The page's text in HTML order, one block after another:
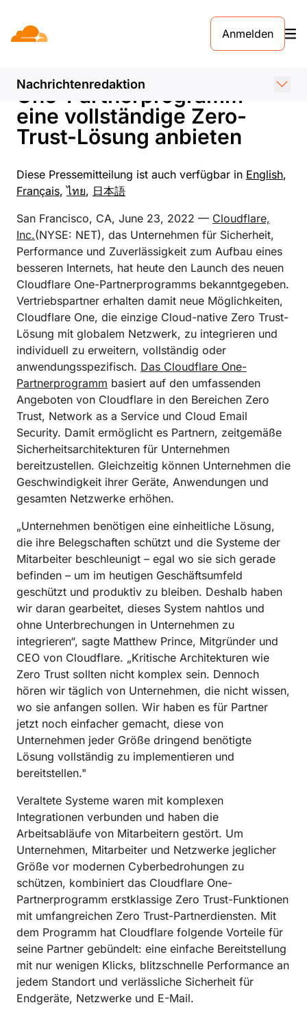
Anmelden
Nachrichtenredaktion
PRESSEMELDUNG. 23. JUNI 2022
Cloudflare-Partner können
jetzt mit dem Cloudflare
One-Partnerprogramm
eine vollständige Zero-
Trust-Lösung anbieten
Diese Pressemitteilung ist auch verfügbar in English,
Français,ไทย, 日本語
San Francisco, CA, June 23, 2022 — Cloudflare,
Inc.(NYSE: NET), das Unternehmen für Sicherheit,
Performance und Zuverlässigkeit zum Aufbau eines
besseren Internets, hat heute den Launch des neuen
Cloudflare One-Partnerprogramms bekanntgegeben.
Vertriebspartner erhalten damit neue Möglichkeiten,
Cloudflare One, die einzige Cloud-native Zero Trust-
Lösung mit globalem Netzwerk, zu integrieren und
individuell zu erweitern, vollständig oder
anwendungsspezifisch. Das Cloudflare One-
Partnerprogramm basiert auf den umfassenden
Angeboten von Cloudflare in den Bereichen Zero
Trust, Network as a Service und Cloud Email
Security. Damit ermöglicht es Partnern, zeitgemäße
Sicherheitsarchitekturen für Unternehmen
bereitzustellen. Gleichzeitig können Unternehmen die
Geschwindigkeit ihrer Geräte, Anwendungen und
gesamten Netzwerke erhöhen.
„Unternehmen benötigen eine einheitliche Lösung,
die ihre Belegschaften schützt und die Systeme der
Mitarbeiter beschleunigt – egal wo sie sich gerade
befinden – um im heutigen Geschäftsumfeld
geschützt und produktiv zu bleiben. Deshalb haben
wir daran gearbeitet, dieses System nahtlos und
ohne Unterbrechungen in Unternehmen zu
integrieren“, sagte Matthew Prince, Mitgründer und
CEO von Cloudflare. „Kritische Architekturen wie
Zero Trust sollten nicht komplex sein. Dennoch
hören wir täglich von Unternehmen, die nicht wissen,
wo sie anfangen sollen. Wir haben es für Partner
jetzt noch einfacher gemacht, diese von
Unternehmen jeder Größe dringend benötigte
Lösung vollständig zu implementieren und
bereitstellen."
Veraltete Systeme waren mit komplexen
Integrationen verbunden und haben die
Arbeitsabläufe von Mitarbeitern gestört. Um
Unternehmen, Mitarbeiter und Netzwerke jeglicher
Größe vor modernen Cyberbedrohungen zu
schützen, kombiniert das Cloudflare One-
Partnerprogramm erstklassige Zero Trust-Funktionen
mit umfangreichen Zero Trust-Partnerdiensten. Mit
dem Programm hat Cloudflare folgende Vorteile für
seine Partner gebündelt: eine einfache Bereitstellung
mit nur wenigen Klicks, blitzschnelle Performance an
jedem Standort und verlässliche Sicherheit für
Endgeräte, Netzwerke und E-Mail.